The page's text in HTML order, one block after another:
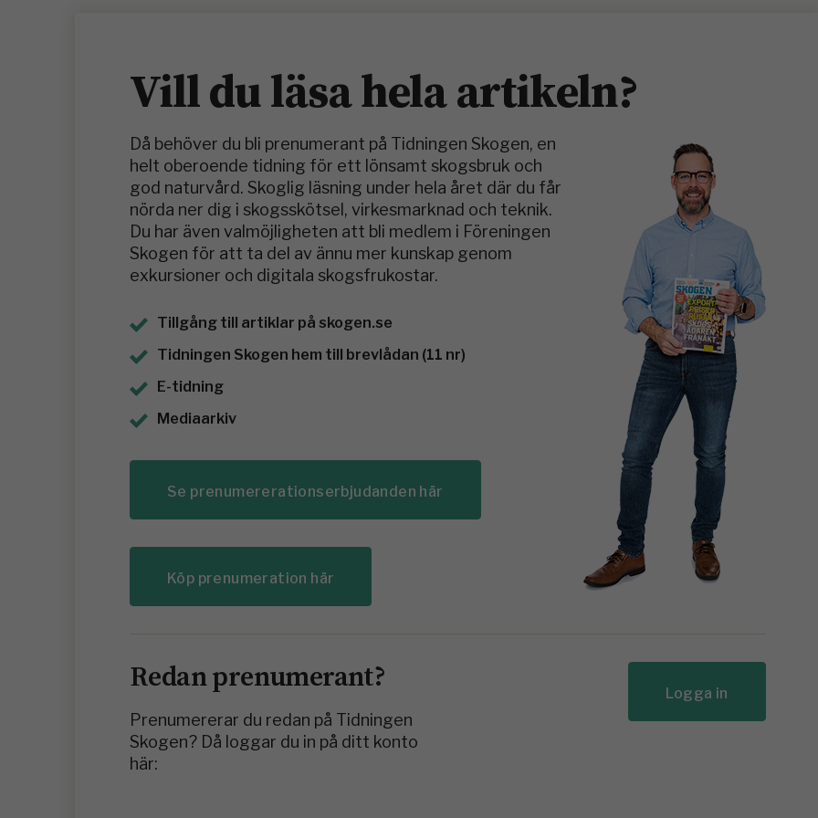
Vill du läsa hela artikeln?
Då behöver du bli prenumerant på Tidningen Skogen, en
helt oberoende tidning för ett lönsamt skogsbruk och
god naturvård. Skoglig läsning under hela året där du får
nörda ner dig i skogsskötsel, virkesmarknad och teknik.
Du har även valmöjligheten att bli medlem i Föreningen
Skogen för att ta del av ännu mer kunskap genom
exkursioner och digitala skogsfrukostar.
Tillgång till artiklar på skogen.se
Tidningen Skogen hem till brevlådan (11 nr)
E-tidning
Mediaarkiv
Se prenumererationserbjudanden här
Köp prenumeration här
Redan prenumerant?
Prenumererar du redan på Tidningen
Skogen? Då loggar du in på ditt konto
här:
Logga in